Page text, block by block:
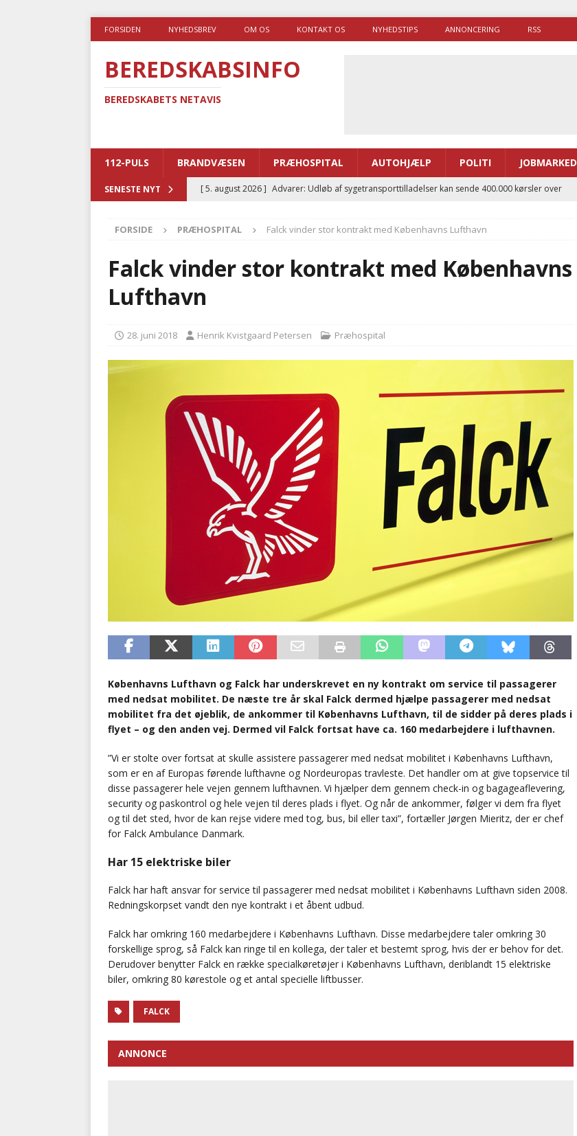
FORSIDEN NYHEDSBREV OM OS KONTAKT OS NYHEDSTIPS ANNONCERING RSS
BEREDSKABSINFO
BEREDSKABETS NETAVIS
112-PULS BRANDVÆSEN PRÆHOSPITAL AUTOHJÆLP POLITI JOBMARKED
SENESTE NYT [ 5. august 2026 ] Advarer: Udløb af sygetransporttilladelser kan sende 400.000 kørsler over
[ 5. august 2026 ] Ny ambulance og el-sygetransportvogn til Samsø
PRÆHOSPITAL
[ 4. august 2026 ]
Brandvæsenerne brugte lidt længere tid på at komme af sted i 2025
[ 4. august 2026 ]
FORSIDE PRÆHOSPITAL Falck vinder stor kontrakt med Københavns Lufthavn
Falck vinder stor kontrakt med Københavns
Lufthavn
28. juni 2018 Henrik Kvistgaard Petersen Præhospital
Københavns Lufthavn og Falck har underskrevet en ny kontrakt om service til passagerer
med nedsat mobilitet. De næste tre år skal Falck dermed hjælpe passagerer med nedsat
mobilitet fra det øjeblik, de ankommer til Københavns Lufthavn, til de sidder på deres plads i
flyet – og den anden vej. Dermed vil Falck fortsat have ca. 160 medarbejdere i lufthavnen.
”Vi er stolte over fortsat at skulle assistere passagerer med nedsat mobilitet i Københavns Lufthavn,
som er en af Europas førende lufthavne og Nordeuropas travleste. Det handler om at give topservice til
disse passagerer hele vejen gennem lufthavnen. Vi hjælper dem gennem check-in og bagageaflevering,
security og paskontrol og hele vejen til deres plads i flyet. Og når de ankommer, følger vi dem fra flyet
og til det sted, hvor de kan rejse videre med tog, bus, bil eller taxi”, fortæller Jørgen Mieritz, der er chef
for Falck Ambulance Danmark.
Har 15 elektriske biler
Falck har haft ansvar for service til passagerer med nedsat mobilitet i Københavns Lufthavn siden 2008.
Redningskorpset vandt den nye kontrakt i et åbent udbud.
Falck har omkring 160 medarbejdere i Københavns Lufthavn. Disse medarbejdere taler omkring 30
forskellige sprog, så Falck kan ringe til en kollega, der taler et bestemt sprog, hvis der er behov for det.
Derudover benytter Falck en række specialkøretøjer i Københavns Lufthavn, deriblandt 15 elektriske
biler, omkring 80 kørestole og et antal specielle liftbusser.
FALCK
ANNONCE